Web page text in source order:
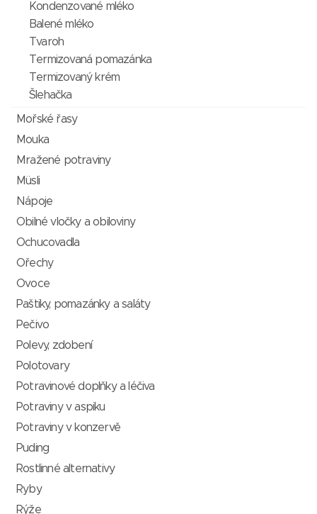
Kondenzované mléko
Balené mléko
Tvaroh
Termizovaná pomazánka
Termizovaný krém
Šlehačka
Mořské řasy
Mouka
Mražené potraviny
Müsli
Nápoje
Obilné vločky a obiloviny
Ochucovadla
Ořechy
Ovoce
Paštiky, pomazánky a saláty
Pečivo
Polevy, zdobení
Polotovary
Potravinové doplňky a léčiva
Potraviny v aspiku
Potraviny v konzervě
Puding
Rostlinné alternativy
Ryby
Rýže